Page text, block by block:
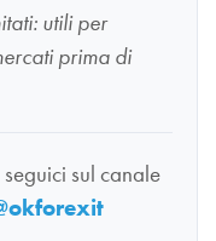
utili per
prima di
sul canale